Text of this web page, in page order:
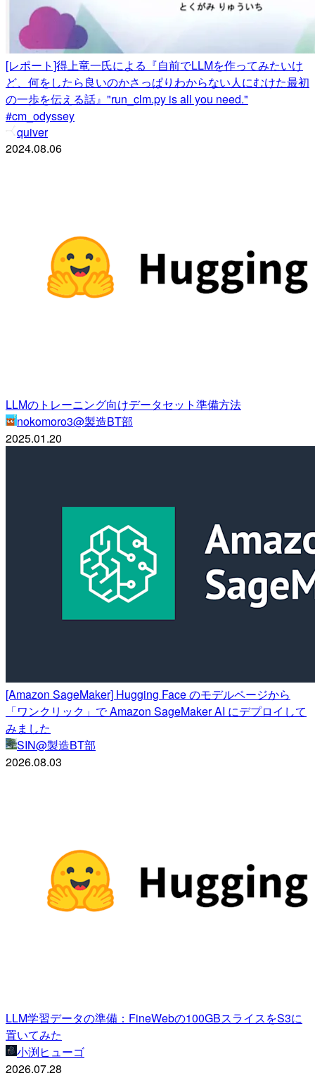
[レポート]得上竜一氏による『自前でLLMを作ってみたいけ
ど、何をしたら良いのかさっぱりわからない人にむけた最初
の一歩を伝える話』"run_clm.py is all you need."
#cm_odyssey
quiver
2024.08.06
LLMのトレーニング向けデータセット準備方法
nokomoro3@製造BT部
2025.01.20
[Amazon SageMaker] Hugging Face のモデルページから
「ワンクリック」で Amazon SageMaker AI にデプロイして
みました
SIN@製造BT部
2026.08.03
LLM学習データの準備：FineWebの100GBスライスをS3に
置いてみた
小渕ヒューゴ
2026.07.28